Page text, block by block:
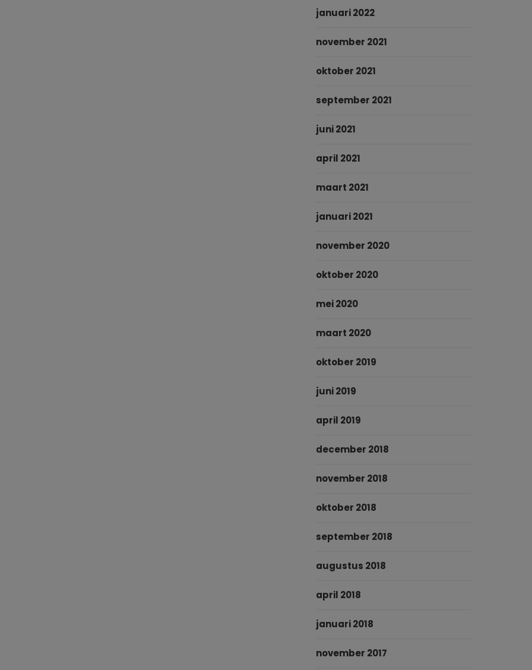
januari 2022
november 2021
oktober 2021
september 2021
juni 2021
april 2021
maart 2021
januari 2021
november 2020
oktober 2020
mei 2020
maart 2020
oktober 2019
juni 2019
april 2019
december 2018
november 2018
oktober 2018
september 2018
augustus 2018
april 2018
januari 2018
november 2017